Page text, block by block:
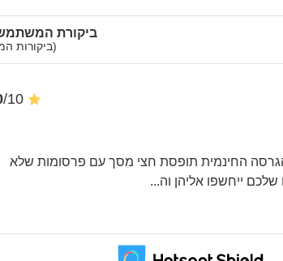
ביקורת
(ביקורות
/10
החינמית תופסת חצי מסך עם פרסומות שלא
ייחשפו אליהן וה...